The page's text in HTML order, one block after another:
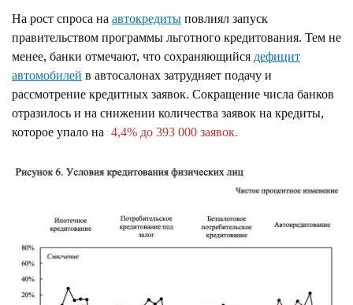
На рост спроса на автокредиты повлиял запуск
правительством программы льготного кредитования. Тем не
менее, банки отмечают, что сохраняющийся дефицит
автомобилей в автосалонах затрудняет подачу и
рассмотрение кредитных заявок. Сокращение числа банков
отразилось и на снижении количества заявок на кредиты,
которое упало на 4,4% до 393 000 заявок.